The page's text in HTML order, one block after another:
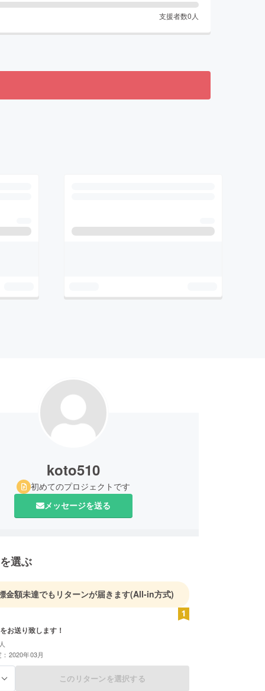
支援者数0 人
koto510
初めてのプロジェクトです
メッセージを送る
選ぶ
金額未達でもリターンが届きます(All-in方式)
お送り致します！
2020年03月
このリターンを選択する